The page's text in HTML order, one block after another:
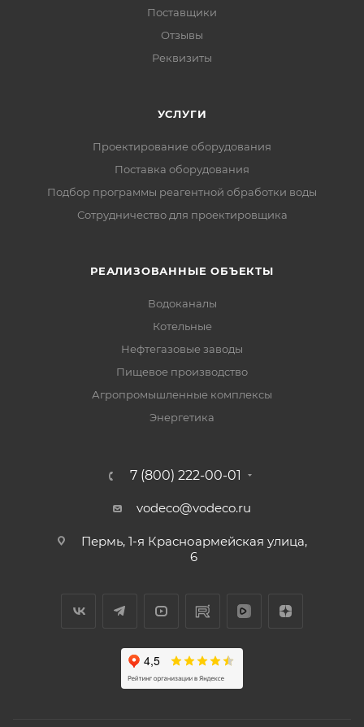
Поставщики
Отзывы
Реквизиты
УСЛУГИ
Проектирование оборудования
Поставка оборудования
Подбор программы реагентной обработки воды
Сотрудничество для проектировщика
РЕАЛИЗОВАННЫЕ ОБЪЕКТЫ
Водоканалы
Котельные
Нефтегазовые заводы
Пищевое производство
Агропромышленные комплексы
Энергетика
7 (800) 222-00-01
vodeco@vodeco.ru
Пермь, 1-я Красноармейская улица,
6